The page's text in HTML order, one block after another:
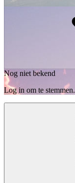
Nog niet bekend
Log in om te stemmen.